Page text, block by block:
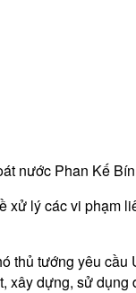
nước Phan Kế
lý các vi phạm
thủ tướng yêu
dựng, sử dụng